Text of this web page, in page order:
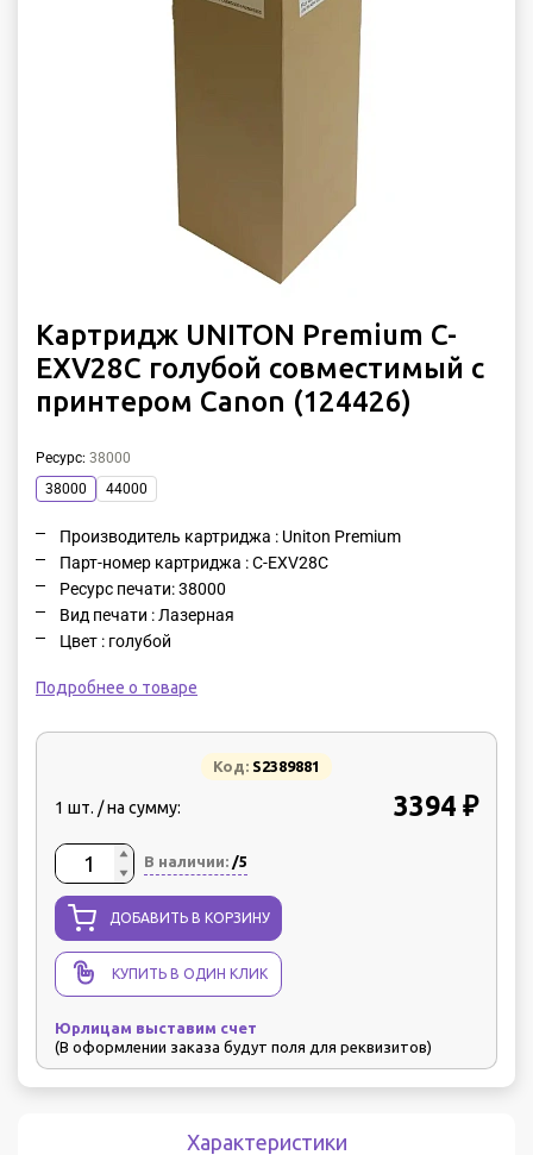
Картридж UNITON Premium C-
EXV28C голубой совместимый с
принтером Canon (124426)
Ресурс: 38000
38000
44000
Производитель картриджа : Uniton Premium
Парт-номер картриджа : C-EXV28C
Ресурс печати: 38000
Вид печати : Лазерная
Цвет : голубой
Подробнее о товаре
Код: S2389881
1 шт. / на сумму: 3394 ₽
В наличии: /5
ДОБАВИТЬ В КОРЗИНУ
КУПИТЬ В ОДИН КЛИК
Юрлицам выставим счет
(В оформлении заказа будут поля для реквизитов)
Характеристики